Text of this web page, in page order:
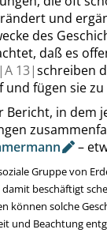
und
des
daß es
A 13|schreiben
fügen sie
Bericht, in dem
–
Gruppe von
beschäftigt
können solche
und Beachtung